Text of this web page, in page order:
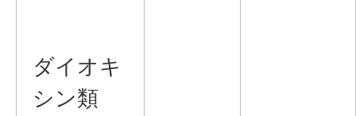
ダイオキ
シン類